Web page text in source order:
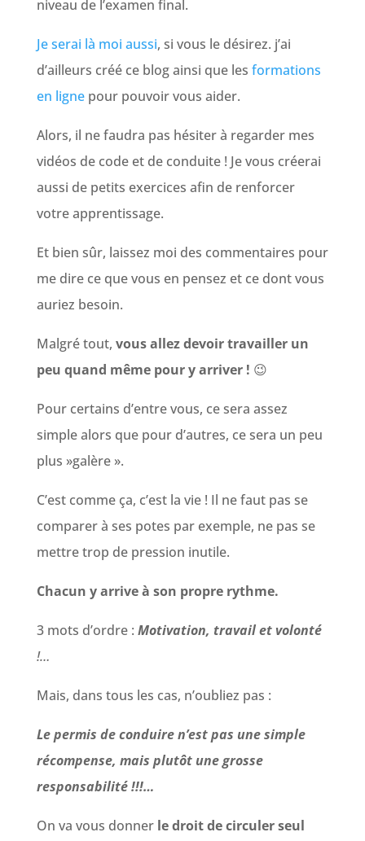
niveau de l’examen final.
Je serai là moi aussi, si vous le désirez. j’ai
d’ailleurs créé ce blog ainsi que les formations
en lignepour pouvoir vous aider.
Alors, il ne faudra pas hésiter à regarder mes
vidéos de code et de conduite ! Je vous créerai
aussi de petits exercices afin de renforcer
votre apprentissage.
Et bien sûr, laissez moi des commentaires pour
me dire ce que vous en pensez et ce dont vous
auriez besoin.
Malgré tout, vous allez devoir travailler un
peu quand même pour y arriver ! 😉
Pour certains d’entre vous, ce sera assez
simple alors que pour d’autres, ce sera un peu
plus »galère ».
C’est comme ça, c’est la vie ! Il ne faut pas se
comparer à ses potes par exemple, ne pas se
mettre trop de pression inutile.
Chacun y arrive à son propre rythme.
3 mots d’ordre : Motivation, travail et volonté
!…
Mais, dans tous les cas, n’oubliez pas :
Le permis de conduire n’est pas une simple
récompense, mais plutôt une grosse
responsabilité !!!…
On va vous donner le droit de circuler seul